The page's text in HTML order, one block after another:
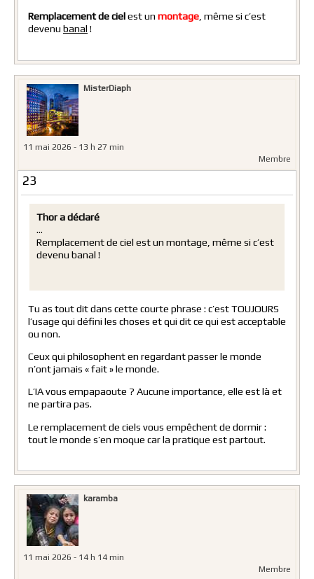
Remplacement de cielest un montage, même si c’est
devenu banal !
MisterDiaph
11 mai 2026 - 13 h 27 min
Membre
23
Thor a déclaré
…
Remplacement de ciel est un montage, même si c’est
devenu banal !
Tu as tout dit dans cette courte phrase : c’est TOUJOURS
l’usage qui défini les choses et qui dit ce qui est acceptable
ou non.
Ceux qui philosophent en regardant passer le monde
n’ont jamais « fait » le monde.
L’IA vous empapaoute ? Aucune importance, elle est là et
ne partira pas.
Le remplacement de ciels vous empêchent de dormir :
tout le monde s’en moque car la pratique est partout.
karamba
11 mai 2026 - 14 h 14 min
Membre